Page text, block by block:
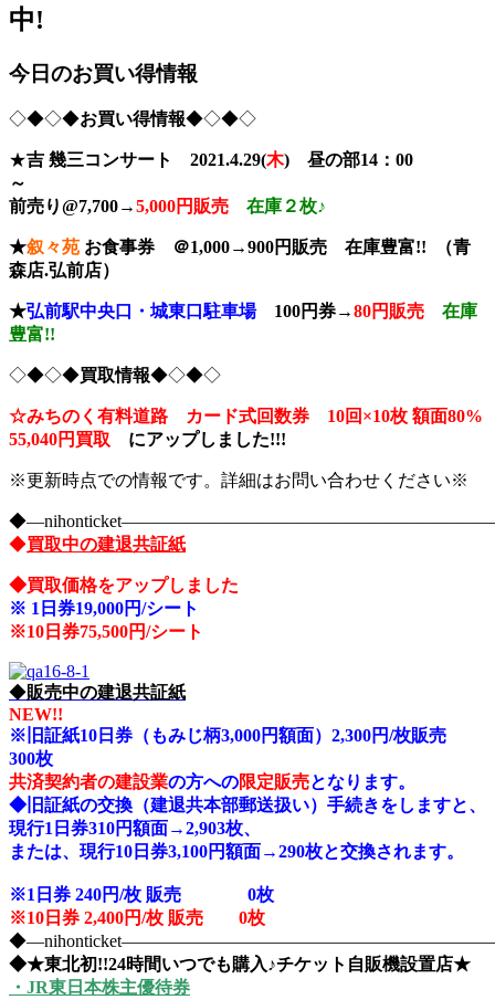
中!
今日のお買い得情報
◇◆◇◆お買い得情報◆◇◆◇
★吉 幾三コンサート 2021.4.29(木)
昼の部14：00
～
前売り@7,700→5,000円販売 在庫２枚♪
★叙々苑 お食事券 ＠1,000→900円販売 在庫豊富!! （青
森店.弘前店）
★弘前駅中央口・城東口駐車場 100円券→80円販売 在庫
豊富!!
◇◆◇◆買取情報◆◇◆◇
☆みちのく有料道路 カード式回数券 10回×10枚 額面80%
55,040円買取 にアップしました!!!
※更新時点での情報です。詳細はお問い合わせください※
◆買取中の建退共証紙
◆買取価格をアップしました
※ 1日券19,000円/シート
※10 日券75,500円/シート
◆販売中の建退共証紙
NEW!!
※旧証紙10日券（もみじ柄3,000円額面）2,300円/枚販売
300枚
共済契約者の建設業の方への限定販売となります。
◆旧証紙の交換（建退共本部郵送扱い）手続きをしますと、
現行1日券310円額面→2,903枚、
または、現行10日券3,100円額面→290枚と交換されます。
※1日券 240円/枚 販売 0枚
※10日券 2,400円/枚 販売 0枚
◆★東北初!!24時間いつでも購入♪チケット自販機設置店★
・JR東日本株主優待券